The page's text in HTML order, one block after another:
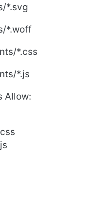
*.svg
*.woff
*.css
*.js
Allow: